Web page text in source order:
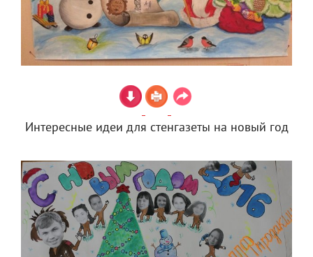
Интересные идеи для стенгазеты на новый год